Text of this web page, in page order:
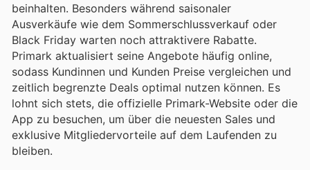
beinhalten. Besonders während saisonaler
Ausverkäufe wie dem Sommerschlussverkauf oder
Black Friday warten noch attraktivere Rabatte.
Primark aktualisiert seine Angebote häufig online,
sodass Kundinnen und Kunden Preise vergleichen und
zeitlich begrenzte Deals optimal nutzen können. Es
lohnt sich stets, die offizielle Primark-Website oder die
App zu besuchen, um über die neuesten Sales und
exklusive Mitgliedervorteile auf dem Laufenden zu
bleiben.